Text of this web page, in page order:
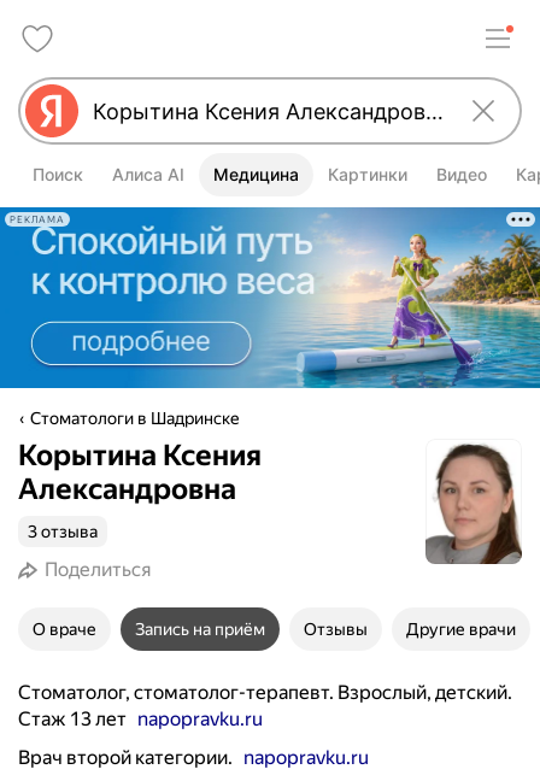
Поиск Алиса AI Медицина Картинки Видео
РЕКЛАМА
Стоматологи в Шадринске
Корытина Ксения
Александровна
3 отзыва
Поделиться
О враче Запись на приём Отзывы Другие врачи
Стоматолог, стоматолог-терапевт. Взрослый, детский.
Стаж 13 лет napopravku.ru
Врач второй категории. napopravku.ru